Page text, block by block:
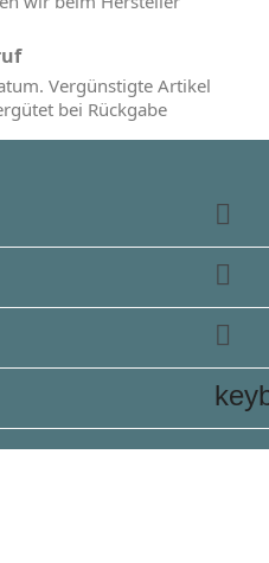
Vergünstigte Artikel
bei Rückgabe


